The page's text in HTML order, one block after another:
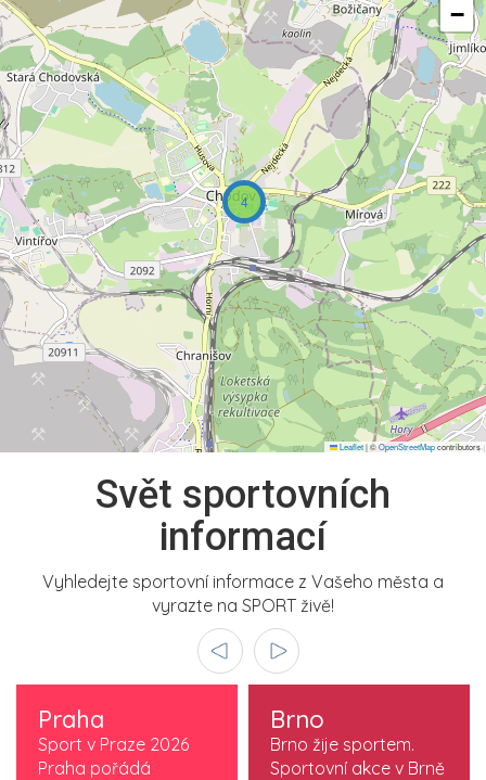
4
−
Leaflet|©OpenStreetMapcontributors
Svět sportovních
informací
Vyhledejte sportovní informace z Vašeho města a
vyrazte na SPORT živě!
Praha
Sport v Praze 2026
Praha pořádá
Brno
Brno žije sportem.
Sportovní akce v Brně